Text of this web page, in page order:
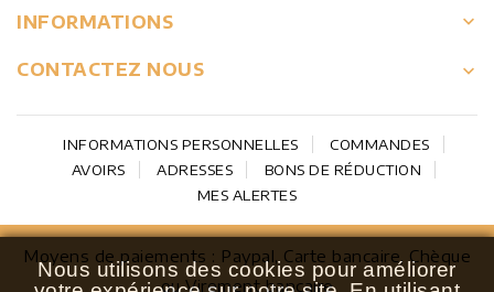
INFORMATIONS 
CONTACTEZ NOUS keyboard_arrow_down
INFORMATIONS PERSONNELLES
COMMANDES
AVOIRS
ADRESSES
BONS DE RÉDUCTION
MES ALERTES
Nous utilisons des cookies pour améliorer
Moyens de paiements : Paypal, Carte bancaire, Chèque
ou Virement bancaire